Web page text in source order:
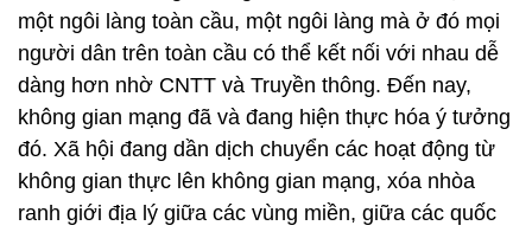
một ngôi làng toàn cầu, một ngôi làng mà ở đó mọi
người dân trên toàn cầu có thể kết nối với nhau dễ
dàng hơn nhờ CNTT và Truyền thông. Đến nay,
không gian mạng đã và đang hiện thực hóa ý tưởng
đó. Xã hội đang dần dịch chuyển các hoạt động từ
không gian thực lên không gian mạng, xóa nhòa
ranh giới địa lý giữa các vùng miền, giữa các quốc